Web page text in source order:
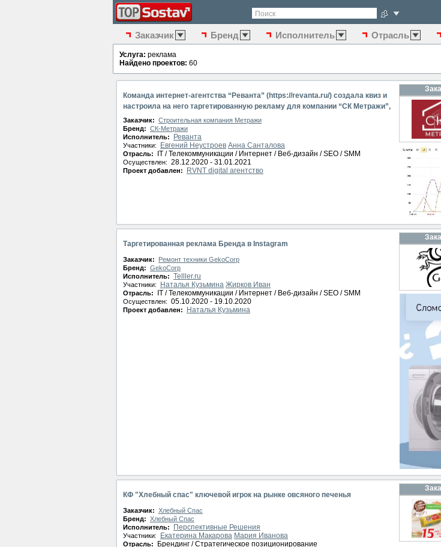
Поиск
Заказчик Бренд Исполнитель Отрасль
Услуга: реклама
Найдено проектов: 60
Команда интернет-агентства “Реванта” (https://revanta.ru/) создала квиз и
настроила на него таргетированную рекламу для компании “СК Метражи”,
работающей в тематике строительства загородных домов.
Заказчик: Строительная компания Метражи
Бренд: СК-Метражи
Исполнитель:
Реванта
Участники: Евгений Неустроев Анна Санталова
Отрасль: IT / Телекоммуникации / Интернет / Веб-дизайн / SEO / SMM
Осуществлен: 28.12.2020 - 31.01.2021
Проект добавлен: RVNT digital агентство
Таргетированная реклама Бренда в Instagram
Заказчик:
Ремонт техники GekoCorp
Бренд: GekoCorp
Исполнитель: Telller.ru
Участники: Наталья Кузьмина Жирков Иван
Отрасль: IT / Телекоммуникации / Интернет / Веб-дизайн / SEO / SMM
Осуществлен: 05.10.2020 - 19.10.2020
Проект добавлен: Наталья Кузьмина
КФ "Хлебный спас" ключевой игрок на рынке овсяного печенья
Заказчик: Хлебный Спас
Бренд: Хлебный Спас
Исполнитель:
Перспективные Решения
Участники: Екатерина Макарова Мария Иванова
Отрасль: Брендинг / Стратегическое позиционирование